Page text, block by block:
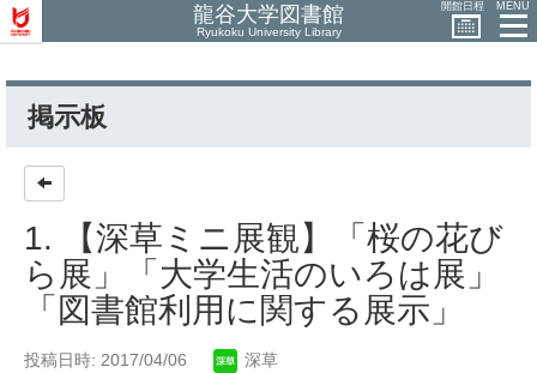
龍谷大学図書館
Ryukoku University Library
開館日程 MENU
掲示板
1. 【深草ミニ展観】「桜の花び
ら展」「大学生活のいろは展」
「図書館利用に関する展示」
投稿日時: 2017/04/06 深草